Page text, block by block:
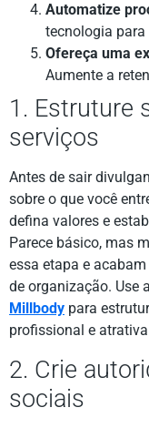
Automatize
tecnologia para
Ofereça uma
Aumente a
1. Estruture
serviços
Antes de sair
sobre o que você
defina valores e
Parece básico, mas
essa etapa e
de organização. Use a
Millbody para
profissional e
2. Crie
sociais